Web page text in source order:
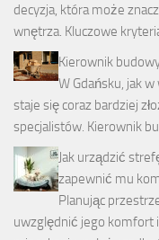
decyzja, która może
wnętrza. Kluczowe
Kierownik
W Gdańsku, jak
staje się coraz bardziej
specjalistów. Kierownik
Jak urządzić
zapewnić mu
Planując
uwzględnić jego komfort